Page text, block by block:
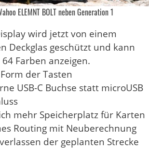
ELEMNT BOLT neben Generation 1
wird jetzt von einem
Deckglas geschützt und kann
64 Farben anzeigen.
der Tasten
USB-C Buchse statt microUSB
mehr Speicherplatz für Karten
Routing mit Neuberechnung
der geplanten Strecke